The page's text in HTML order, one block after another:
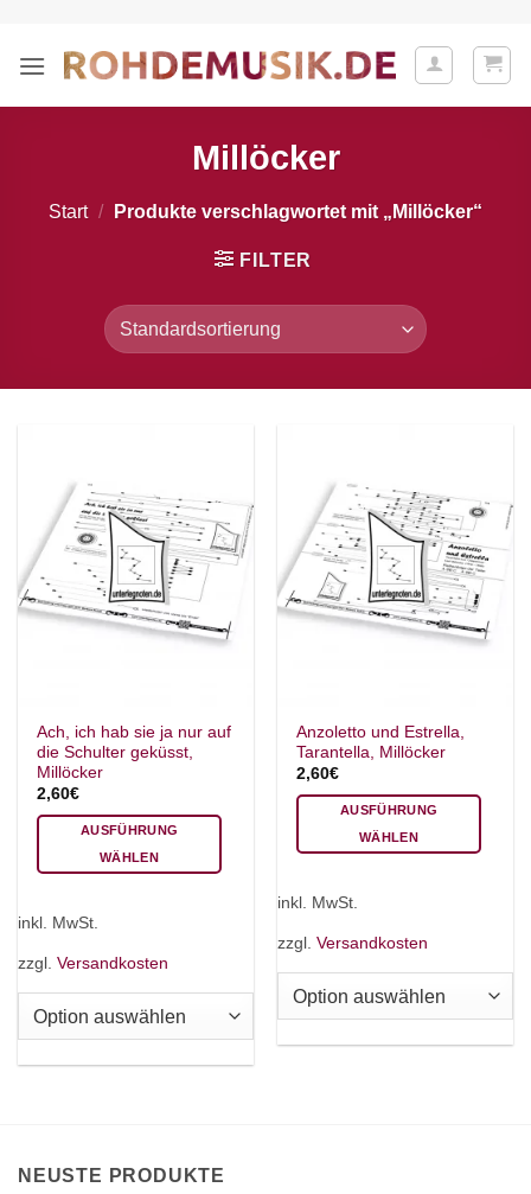
springen
Millöcker
Start / Produkte verschlagwortet mit „Millöcker“
FILTER
Ach, ich hab sie ja nur auf
die Schulter geküsst,
Millöcker
2,60€
AUSFÜHRUNG
WÄHLEN
mehrere
auf.
gewählt
inkl. MwSt.
zzgl. Versandkosten
Anzoletto und Estrella,
Tarantella, Millöcker
2,60€
AUSFÜHRUNG
WÄHLEN
mehrere
auf.
inkl. MwSt.
zzgl. Versandkosten
NEUSTE PRODUKTE